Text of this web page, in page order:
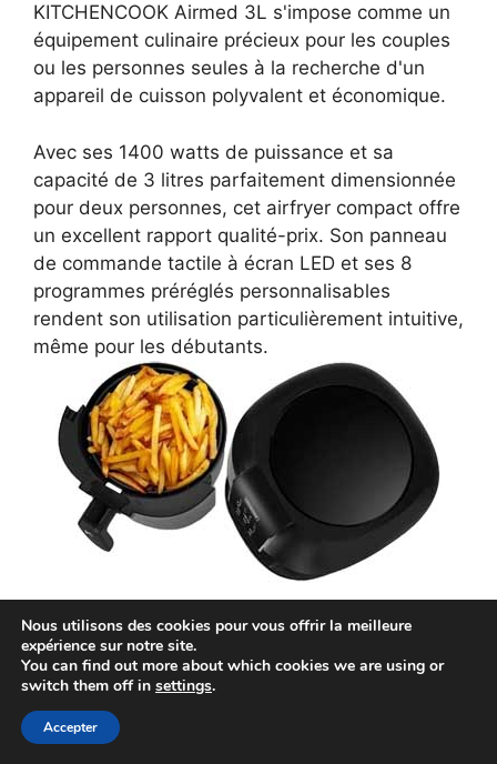
KITCHENCOOK Airmed 3L s'impose comme un
équipement culinaire précieux pour les couples
ou les personnes seules à la recherche d'un
appareil de cuisson polyvalent et économique.
Avec ses 1400 watts de puissance et sa
capacité de 3 litres parfaitement dimensionnée
pour deux personnes, cet airfryer compact offre
un excellent rapport qualité-prix. Son panneau
de commande tactile à écran LED et ses 8
programmes préréglés personnalisables
rendent son utilisation particulièrement intuitive,
même pour les débutants.
La facilité de nettoyage, avec un panier
compatible lave-vaisselle, est un atout non
négligeable au quotidien. Notez cependant
l'absence d'un livret de recettes qui aurait été
appréciable pour démarrer, et la forme ronde du
Nous utilisons des cookies pour vous offrir la meilleure
expérience sur notre site.
You can find out more about which cookies we are using or
switch them off in settings.
Accepter